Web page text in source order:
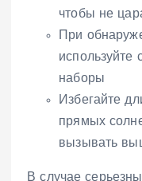
чтобы не
При
наборы
Избегайте
прямых
вызывать
В случае